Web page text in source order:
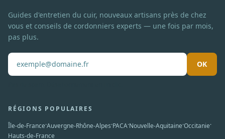
Guides d'entretien du cuir, nouveaux artisans près de chez
vous et conseils de cordonniers experts — une fois par mois,
pas plus.
OK
RÉGIONS POPULAIRES
Île-de-France·Auvergne-Rhône-Alpes·PACA·Nouvelle-Aquitaine·Occitanie·
Hauts-de-France